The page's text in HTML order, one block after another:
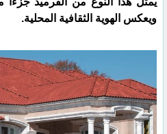
ويعكس الهوية الثقافية المحلية.